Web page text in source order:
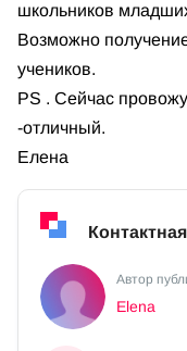
школьников
Возможно
учеников.
PS . Сейчас
-отличный.
Елена
Автор
Elena